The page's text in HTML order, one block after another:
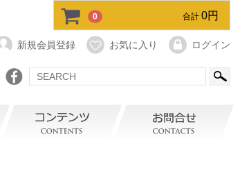
0 合計 0円
新規会員登録 お気に入り ログイン